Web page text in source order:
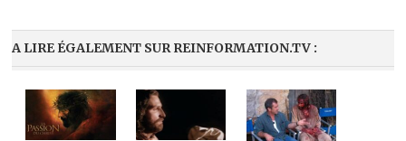
A LIRE ÉGALEMENT SUR REINFORMATION.TV :